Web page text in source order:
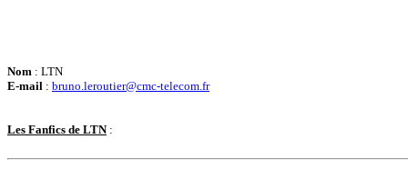
Nom : LTN
E-mail : bruno.leroutier@cmc-telecom.fr
Les Fanfics de LTN: